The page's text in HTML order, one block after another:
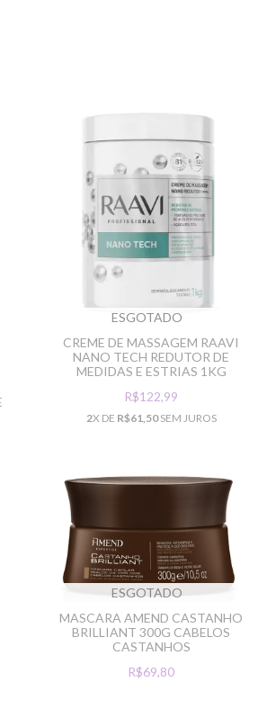
ESGOTADO
CREME DE MASSAGEM RAAVI
NANO TECH REDUTOR DE
MEDIDAS E ESTRIAS 1KG
R$122,99
2X DE R$61,50SEM JUROS
ESGOTADO
MASCARA AMEND CASTANHO
BRILLIANT 300G CABELOS
CASTANHOS
R$69,80